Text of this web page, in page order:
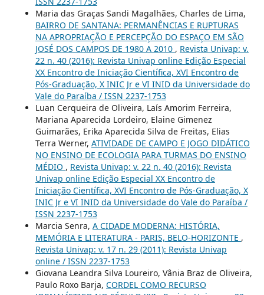
Maria das Graças Sandi Magalhães, Charles de Lima,
BAIRRO DE SANTANA: PERMANÊNCIAS E RUPTURAS
NA APROPRIAÇÃO E PERCEPÇÃO DO ESPAÇO EM SÃO
JOSÉ DOS CAMPOS DE 1980 A 2010 , Revista Univap: v.
22 n. 40 (2016): Revista Univap online Edição Especial
XX Encontro de Iniciação Científica, XVI Encontro de
Pós-Graduação, X INIC Jr e VI INID da Universidade do
Vale do Paraíba / ISSN 2237-1753
Luan Cerqueira de Oliveira, Laís Amorim Ferreira,
Mariana Aparecida Lordeiro, Elaine Gimenez
Guimarães, Erika Aparecida Silva de Freitas, Elias
Terra Werner, ATIVIDADE DE CAMPO E JOGO DIDÁTICO
NO ENSINO DE ECOLOGIA PARA TURMAS DO ENSINO
MÉDIO , Revista Univap: v. 22 n. 40 (2016): Revista
Univap online Edição Especial XX Encontro de
Iniciação Científica, XVI Encontro de Pós-Graduação, X
INIC Jr e VI INID da Universidade do Vale do Paraíba /
ISSN 2237-1753
Marcia Senra, A CIDADE MODERNA: HISTÓRIA,
MEMÓRIA E LITERATURA - PARIS, BELO-HORIZONTE ,
Revista Univap: v. 17 n. 29 (2011): Revista Univap
online / ISSN 2237-1753
Giovana Leandra Silva Loureiro, Vânia Braz de Oliveira,
Paulo Roxo Barja, CORDEL COMO RECURSO